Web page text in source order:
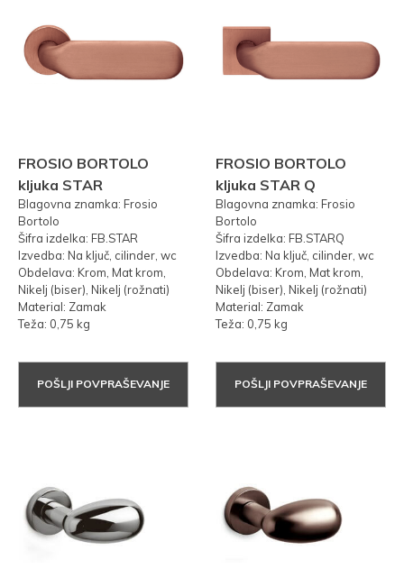
FROSIO BORTOLO
kljuka STAR
Blagovna znamka: Frosio
Bortolo
Šifra izdelka: FB.STAR
Izvedba: Na ključ, cilinder, wc
Obdelava: Krom, Mat krom,
Nikelj (biser), Nikelj (rožnati)
Material: Zamak
Teža: 0,75 kg
POŠLJI POVPRAŠEVANJE
FROSIO BORTOLO
kljuka STAR Q
Blagovna znamka: Frosio
Bortolo
Šifra izdelka: FB.STARQ
Izvedba: Na ključ, cilinder, wc
Obdelava: Krom, Mat krom,
Nikelj (biser), Nikelj (rožnati)
Material: Zamak
Teža: 0,75 kg
POŠLJI POVPRAŠEVANJE